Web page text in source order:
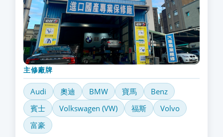
主修廠牌
Audi 奧迪 BMW 寶馬
Benz
賓士
Volkswagen (VW) 福斯
Volvo
富豪